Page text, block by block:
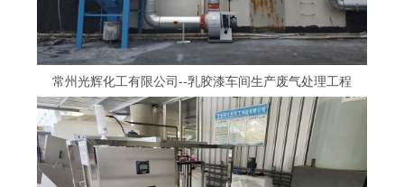
常州光辉化工有限公司--乳胶漆车间生产废气处理工程